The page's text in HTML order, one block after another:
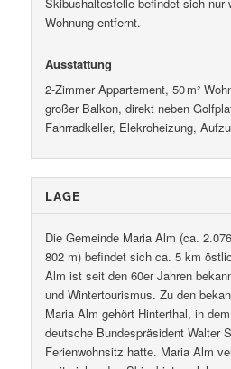
Wohnung entfernt.
Ausstattung
2-Zimmer Appartement, 50 m²
großer Balkon, direkt neben
Fahrradkeller, Elekroheizung,
LAGE
Die Gemeinde Maria Alm (ca.
802 m) befindet sich ca. 5 km
Alm ist seit den 60er Jahren
und Wintertourismus. Zu den
Maria Alm gehört Hinterthal, in
deutsche Bundespräsident Walter
Ferienwohnsitz hatte. Maria Alm